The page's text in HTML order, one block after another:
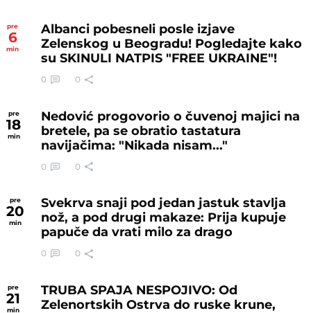
pre
6
min
Albanci pobesneli posle izjave
Zelenskog u Beogradu! Pogledajte kako
su SKINULI NATPIS "FREE UKRAINE"!
0 0
pre
18
min
Nedović progovorio o čuvenoj majici na
bretele, pa se obratio tastatura
navijačima: "Nikada nisam..."
0 0
pre
20
min
Svekrva snaji pod jedan jastuk stavlja
nož, a pod drugi makaze: Prija kupuje
papuče da vrati milo za drago
0 0
pre
21
min
TRUBA SPAJA NESPOJIVO: Od
Zelenortskih Ostrva do ruske krune,